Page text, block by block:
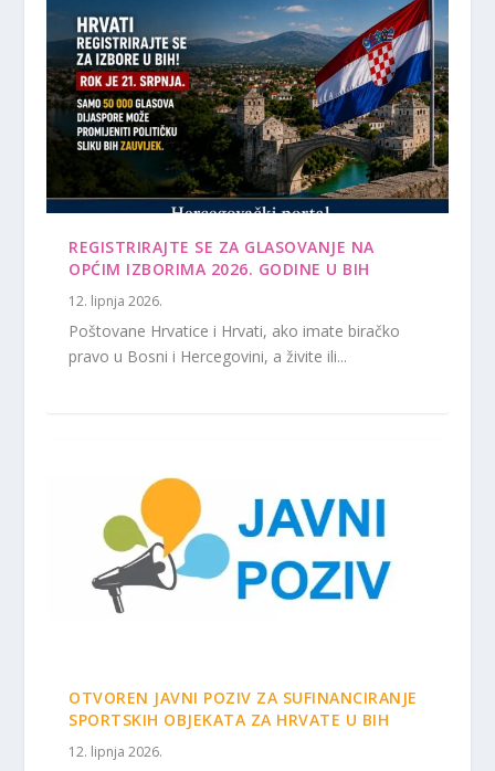
REGISTRIRAJTE SE ZA GLASOVANJE NA
OPĆIM IZBORIMA 2026. GODINE U BIH
12. lipnja 2026.
Poštovane Hrvatice i Hrvati, ako imate biračko
pravo u Bosni i Hercegovini, a živite ili...
OTVOREN JAVNI POZIV ZA SUFINANCIRANJE
SPORTSKIH OBJEKATA ZA HRVATE U BIH
12. lipnja 2026.